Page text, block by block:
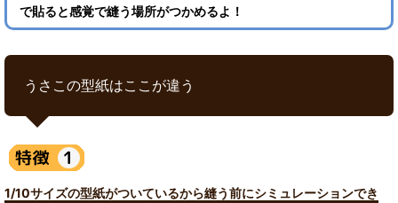
で貼ると感覚で縫う場所がつかめるよ！
うさこの型紙はここが違う
1/10サイズの型紙がついているから縫う前にシミュレーションでき